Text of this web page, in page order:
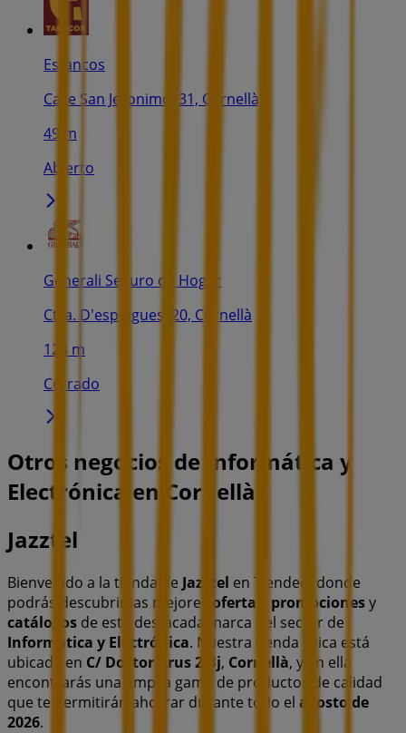
Estancos
Calle San Jeronimo, 31, Cornellà
49 m
Abierto
Generali Seguro de Hogar
Ctra. D'esplugues, 20, Cornellà
124 m
Cerrado
Otros negocios de Informática y
Electrónica en Cornellà
Jazztel
Bienvenido a la tienda de Jazztel en Tiendeo, donde
podrás descubrir las mejores
ofertas promocionesy
catálogos de esta destacada marca del sector de
Informática y Electrónica. Nuestra tienda física está
ubicada en C/ Doctor Arus 2 Bj, Cornellà, y en ella
encontrarás una amplia gama de productos de calidad
que te permitirán ahorrar durante todo el agosto de
2026.